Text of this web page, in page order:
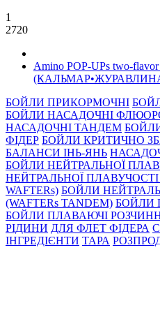
1
2720
Amino POP-UPs two-
БОЙЛИ ПРИКОРМОЧНI
БОЙЛИ НАСАДОЧНІ
НАСАДОЧНІ ТАНДЕМ
ФIДЕР БОЙЛИ КРИТИЧНО
БАЛАНСИ ІНЬ-ЯНЬ
БОЙЛИ НЕЙТРАЛЬНОÏ
НЕЙТРАЛЬНОЇ ПЛАВУЧОСТІ
WAFTERs) БОЙЛИ
(WAFTERs TANDEM) БОЙЛИ
БОЙЛИ ПЛАВАЮЧI РОЗЧИННI
РIДИНИ ДЛЯ ФЛЕТ ФІДЕРА
ІНГРЕДІЄНТИ ТАРА